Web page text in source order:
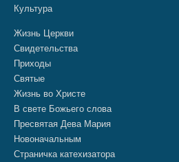
Культура
Жизнь Церкви
Свидетельства
Приходы
Святые
Жизнь во Христе
В свете Божьего слова
Пресвятая Дева Мария
Новоначальным
Страничка катехизатора